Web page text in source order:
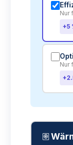
Nur
+5
Nur
heat_pump